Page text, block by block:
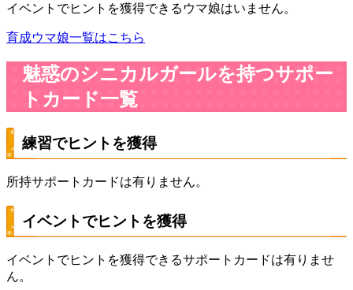
イベントでヒントを獲得できるウマ娘はいません。
育成ウマ娘一覧はこちら
魅惑のシニカルガールを持つサポー
トカード一覧
練習でヒントを獲得
所持サポートカードは有りません。
イベントでヒントを獲得
イベントでヒントを獲得できるサポートカードは有りませ
ん。